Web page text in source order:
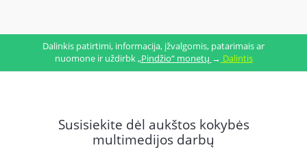
Dalinkis patirtimi, informacija, įžvalgomis, patarimais ar
nuomone ir uždirbk„Pindžio“ monetų → Dalintis
Susisiekite dėl aukštos kokybės
multimedijos darbų